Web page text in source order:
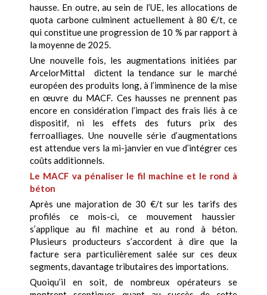
hausse. En outre, au sein de l’UE, les allocations de
quota carbone culminent actuellement à 80 €/t, ce
qui constitue une progression de 10 % par rapport à
la moyenne de 2025.
Une nouvelle fois, les augmentations initiées par
ArcelorMittal dictent la tendance sur le marché
européen des produits long, à l’imminence de la mise
en œuvre du MACF. Ces hausses ne prennent pas
encore en considération l’impact des frais liés à ce
dispositif, ni les effets des futurs prix des
ferroalliages. Une nouvelle série d’augmentations
est attendue vers la mi-janvier en vue d’intégrer ces
coûts additionnels.
Le MACF va pénaliser le fil machine et le rond à
béton
Après une majoration de 30 €/t sur les tarifs des
profilés ce mois-ci, ce mouvement haussier
s’applique au fil machine et au rond à béton.
Plusieurs producteurs s’accordent à dire que la
facture sera particulièrement salée sur ces deux
segments, davantage tributaires des importations.
Quoiqu’il en soit, de nombreux opérateurs se